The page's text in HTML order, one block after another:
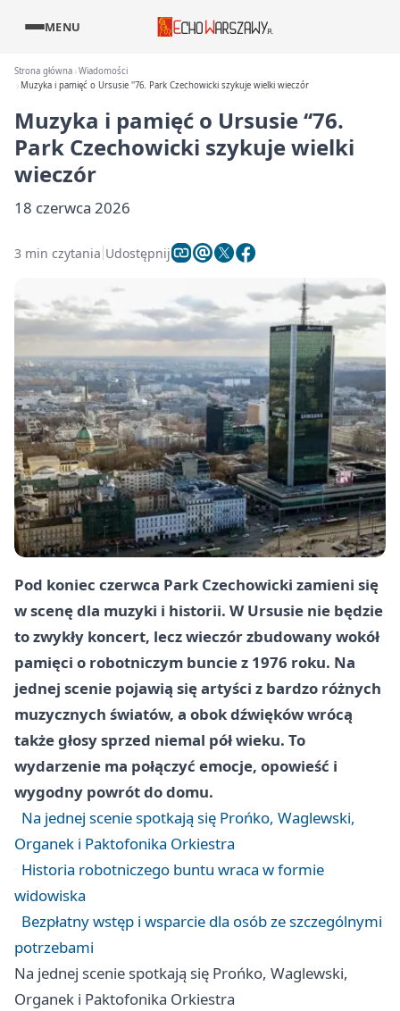
MENU
Strona główna Wiadomości
Muzyka i pamięć o Ursusie ''76. Park Czechowicki szykuje wielki wieczór
Muzyka i pamięć o Ursusie ‘‘76.
Park Czechowicki szykuje wielki
wieczór
18 czerwca 2026
3 min czytania Udostępnij
Pod koniec czerwca Park Czechowicki zamieni się
w scenę dla muzyki i historii. W Ursusie nie będzie
to zwykły koncert, lecz wieczór zbudowany wokół
pamięci o robotniczym buncie z 1976 roku. Na
jednej scenie pojawią się artyści z bardzo różnych
muzycznych światów, a obok dźwięków wrócą
także głosy sprzed niemal pół wieku. To
wydarzenie ma połączyć emocje, opowieść i
wygodny powrót do domu.
Na jednej scenie spotkają się Prońko, Waglewski,
Organek i Paktofonika Orkiestra
Historia robotniczego buntu wraca w formie
widowiska
Bezpłatny wstęp i wsparcie dla osób ze szczególnymi
potrzebami
Na jednej scenie spotkają się Prońko, Waglewski,
Organek i Paktofonika Orkiestra